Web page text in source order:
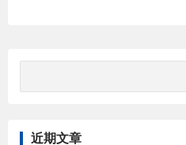
近期文章